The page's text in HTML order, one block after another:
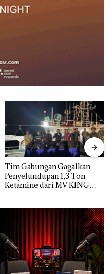
Tim Gabungan Gagalkan
Penyelundupan 1,3 Ton
Ketamine dari MV KING